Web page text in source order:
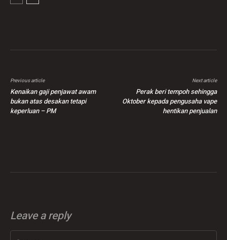
Previous article
Kenaikan gaji penjawat awam
bukan atas desakan tetapi
keperluan – PM
Next article
Perak beri tempoh sehingga
Oktober kepada pengusaha vape
hentikan penjualan
Leave a reply